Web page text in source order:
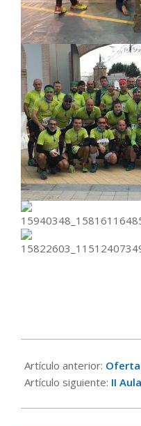
01-
15
Artículo anterior:
Artículo siguiente: II